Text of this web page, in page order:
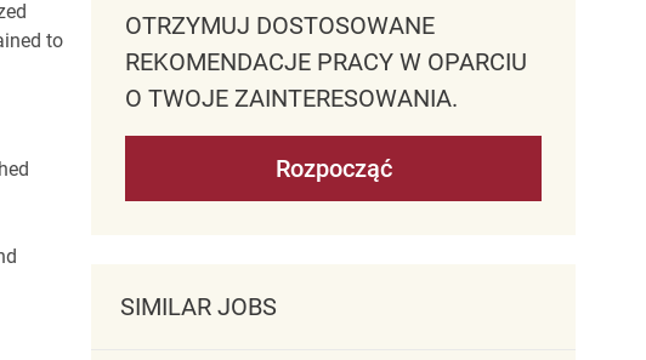
to
OTRZYMUJ DOSTOSOWANE
REKOMENDACJE PRACY W OPARCIU
O TWOJE ZAINTERESOWANIA.
Rozpocząć
SIMILAR JOBS